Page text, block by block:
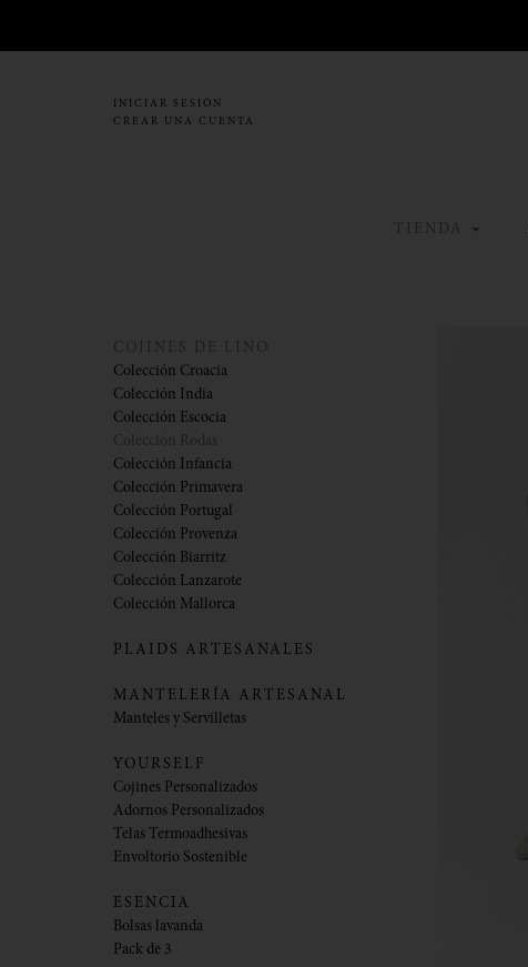
INICIAR SESIÓN
CREAR UNA CUENTA
TIENDA
COJINES DE LINO
Colección Croacia
Colección India
Colección Escocia
Colección Rodas
Colección Infancia
Colección Primavera
Colección Portugal
Colección Provenza
Colección Biarritz
Colección Lanzarote
Colección Mallorca
PLAIDS ARTESANALES
MANTELERÍA ARTESANAL
Manteles y Servilletas
YOURSELF
Cojines Personalizados
Adornos Personalizados
Telas Termoadhesivas
Envoltorio Sostenible
ESENCIA
Bolsas lavanda
Pack de 3